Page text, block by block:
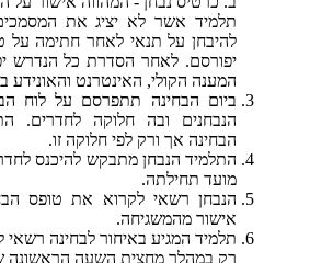
תלמיד אשר לא יציג את
להיבחן על תנאי לאחר חתימה על
יפורסם. לאחר הסדרת כל הנדרש
המענה הקולי, האינטרנט והאונידע
ביום הבחינה תתפרסם על לוח
הנבחנים ובה חלוקה לחדרים.
הבחינה אך ורק לפי חלוקה זו.
מועד תחילתה.
הנבחן רשאי לקרוא את טופס
אישור מהמשגיחה.
תלמיד המגיע באיחור לבחינה רשאי
רק במהלך מחצית השעה הראשונה